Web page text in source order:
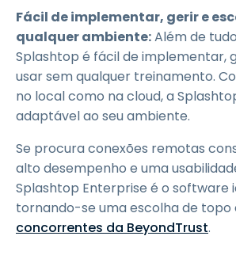
Fácil de implementar, gerir e
qualquer ambiente:Além de
Splashtop é fácil de implementar,
usar sem qualquer treinamento.
no local como na cloud, a
adaptável ao seu ambiente.
Se procura conexões remotas
alto desempenho e uma
Splashtop Enterprise é o software
tornando-se uma escolha de topo
concorrentes da BeyondTrust.